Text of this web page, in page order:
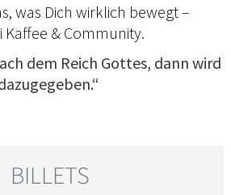
was Dich wirklich bewegt –
& Community.
dem Reich Gottes, dann wird